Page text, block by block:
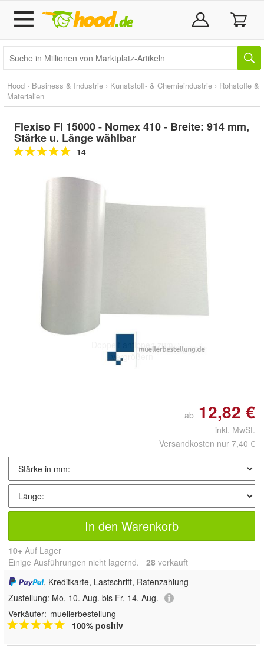
Hood › Business & Industrie › Kunststoff- & Chemieindustrie › Rohstoffe &
Materialien
Flexiso FI 15000 - Nomex 410 - Breite: 914 mm,
Stärke u. Länge wählbar
14
Doppelt antippen zum
vergrößern
ab 12,82 €
inkl. MwSt.
Versandkosten nur 7,40 €
In den Warenkorb
10+ Auf Lager
Einige Ausführungen nicht lagernd. 28 verkauft
, Kreditkarte, Lastschrift, Ratenzahlung
Zustellung: Mo, 10. Aug. bis Fr, 14. Aug.
Verkäufer: muellerbestellung
100% positiv